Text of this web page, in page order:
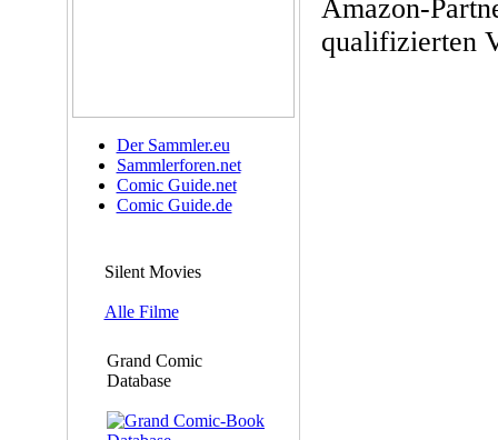
Der Sammler.eu
Sammlerforen.net
Comic Guide.net
Comic Guide.de
Silent Movies
Alle Filme
Grand Comic
Database
Amazon-
qualifizierten